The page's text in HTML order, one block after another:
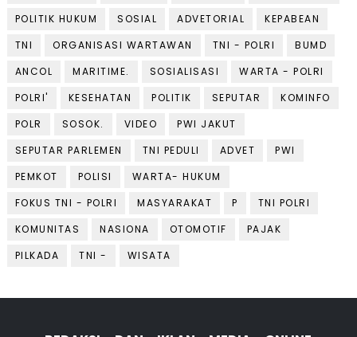
POLITIK HUKUM
SOSIAL ADVETORIAL
KEPABEAN
TNI
ORGANISASI WARTAWAN TNI - POLRI
BUMD
ANCOL
MARITIME. SOSIALISASI
WARTA - POLRI
POLRI'
KESEHATAN POLITIK SEPUTAR
KOMINFO
POLR
SOSOK. VIDEO
PWI JAKUT
SEPUTAR PARLEMEN
TNI PEDULI ADVET
PWI
PEMKOT
POLISI
WARTA- HUKUM
FOKUS TNI - POLRI
MASYARAKAT P
TNI POLRI
KOMUNITAS
NASIONA OTOMOTIF
PAJAK
PILKADA
TNI - WISATA